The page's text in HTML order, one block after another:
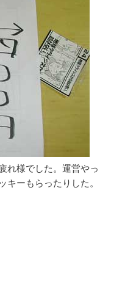
れ様でした。運営やっ
キーもらったりした。